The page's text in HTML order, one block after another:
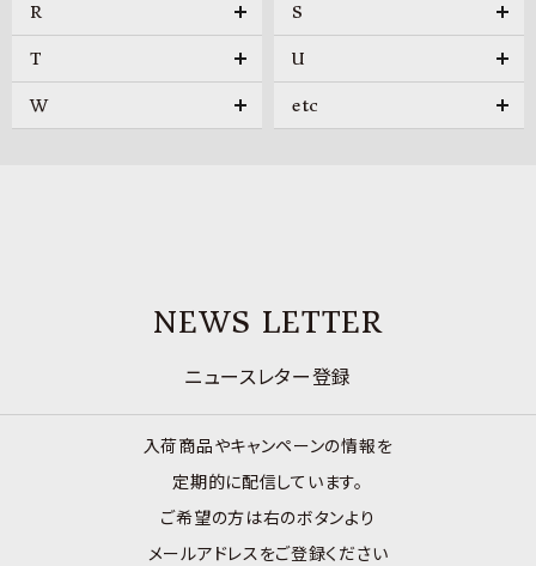
R S
T U
W etc
NEWS LETTER
ニュースレター登録
入荷商品やキャンペーンの情報を
定期的に配信しています。
ご希望の方は右のボタンより
メールアドレスをご登録ください